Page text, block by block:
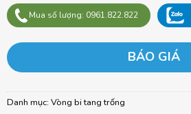
Mua số lượng: 0961.822.822
BÁO GIÁ
Danh mục: Vòng bi tang trống